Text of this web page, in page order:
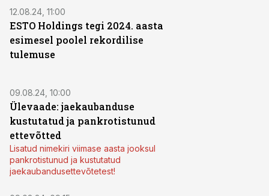
12.08.24, 11:00
ESTO Holdings tegi 2024. aasta
esimesel poolel rekordilise
tulemuse
09.08.24, 10:00
Ülevaade: jaekaubanduse
kustutatud ja pankrotistunud
ettevõtted
Lisatud nimekiri viimase aasta jooksul
pankrotistunud ja kustutatud
jaekaubandusettevõtetest!